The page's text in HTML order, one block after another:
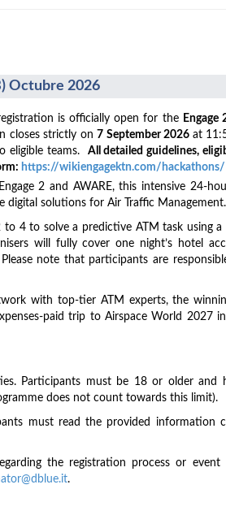
Octubre 2026
is officially open for the Engage
closes strictly on 7 September 2026 at
eligible teams. All detailed guidelines,
https://wikiengagektn.com/hackathons/
2 and AWARE, this intensive 24-
digital solutions for Air Traffic Management.
4 to solve a predictive ATM task using
will fully cover one night’s hotel
note that participants are
with top-tier ATM experts, the
paid trip to Airspace World 2027
Participants must be 18 or older and
does not count towards this limit).
must read the provided information
the registration process or
.